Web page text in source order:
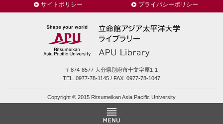
サイトポリシー プライバシーポリシー
〒874-8577 大分県別府市十文字原1-1
TEL. 0977-78-1145 / FAX. 0977-78-1047
Copyright © 2015 Ritsumeikan Asia Pacific University